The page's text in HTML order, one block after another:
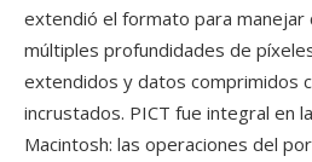
extendió el formato para manejar
múltiples profundidades de
extendidos y datos comprimidos
incrustados. PICT fue integral en
Macintosh: las operaciones del